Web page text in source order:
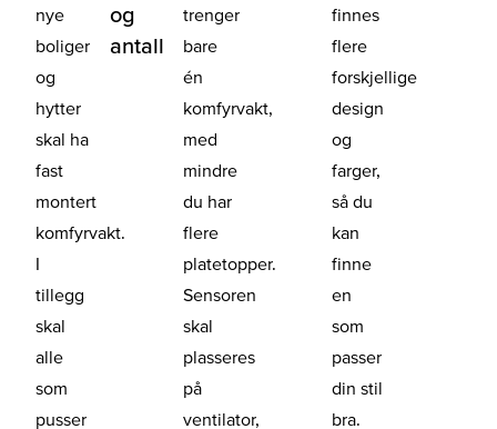
nye
boliger
og
hytter
skal ha
fast
montert
komfyrvakt.
I
tillegg
skal
alle
som
pusser
og
antall
trenger
bare
én
komfyrvakt,
med
mindre
du har
flere
platetopper.
Sensoren
skal
plasseres
på
ventilator,
finnes
flere
forskjellige
design
og
farger,
så du
kan
finne
en
som
passer
din stil
bra.